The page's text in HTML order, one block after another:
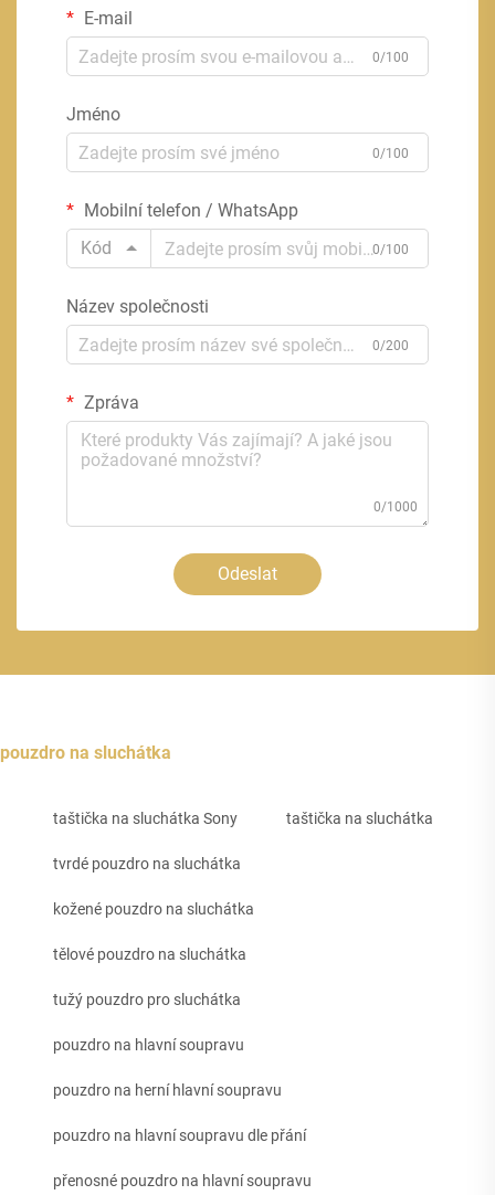
E-mail
0/100
Jméno
0/100
Mobilní telefon / WhatsApp
Kód
0/100
Název společnosti
0/200
Zpráva
0/1000
Odeslat
pouzdro na sluchátka
taštička na sluchátka Sony taštička na sluchátka
tvrdé pouzdro na sluchátka
kožené pouzdro na sluchátka
tělové pouzdro na sluchátka
tužý pouzdro pro sluchátka
pouzdro na hlavní soupravu
pouzdro na herní hlavní soupravu
pouzdro na hlavní soupravu dle přání
přenosné pouzdro na hlavní soupravu